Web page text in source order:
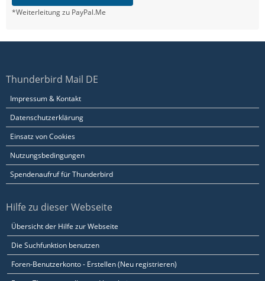
*Weiterleitung zu PayPal.Me
Thunderbird Mail DE
Impressum & Kontakt
Datenschutzerklärung
Einsatz von Cookies
Nutzungsbedingungen
Spendenaufruf für Thunderbird
Hilfe zu dieser Webseite
Übersicht der Hilfe zur Webseite
Die Suchfunktion benutzen
Foren-Benutzerkonto - Erstellen (Neu registrieren)